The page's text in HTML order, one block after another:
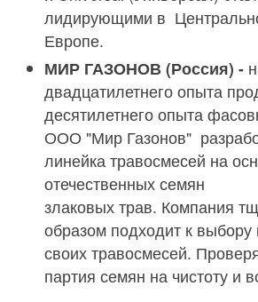
лидирующими в
Европе.
МИР ГАЗОНОВ (Россия) -
двадцатилетнего опыта
десятилетнего опыта
ООО "Мир Газонов"
линейка травосмесей на
отечественных семян
злаковых трав. Компания
образом подходит к
своих травосмесей.
партия семян на чистоту и